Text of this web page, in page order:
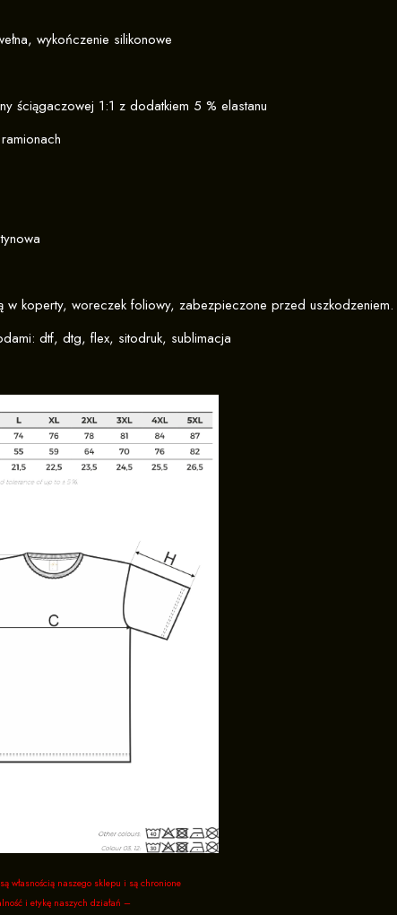
wykończenie silikonowe
ściągaczowej 1:1 z dodatkiem 5 % elastanu
w koperty, woreczek foliowy, zabezpieczone przed uszkodzeniem.
dtf, dtg, flex, sitodruk, sublimacja
własnością naszego sklepu i są chronione
i etykę naszych działań –